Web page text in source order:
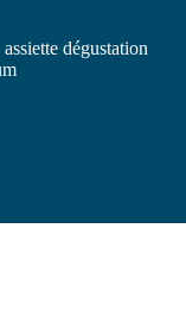
dégustation